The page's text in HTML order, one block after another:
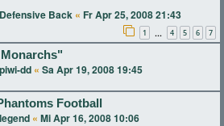
Defensive Back « Fr Apr 25, 2008 21:43
1 … 4 5 6 7
piwi-dd « Sa Apr 19, 2008 19:45
Football
legend « Mi Apr 16, 2008 10:06